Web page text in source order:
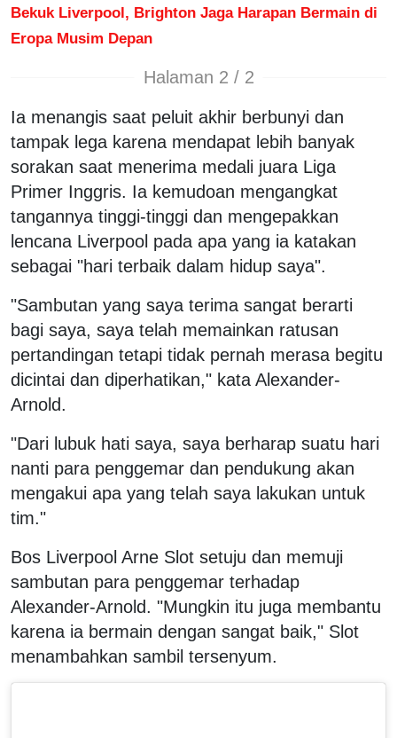
Bekuk Liverpool, Brighton Jaga Harapan Bermain di
Eropa Musim Depan
Halaman 2 / 2
Ia menangis saat peluit akhir berbunyi dan
tampak lega karena mendapat lebih banyak
sorakan saat menerima medali juara Liga
Primer Inggris. Ia kemudoan mengangkat
tangannya tinggi-tinggi dan mengepakkan
lencana Liverpool pada apa yang ia katakan
sebagai "hari terbaik dalam hidup saya".
"Sambutan yang saya terima sangat berarti
bagi saya, saya telah memainkan ratusan
pertandingan tetapi tidak pernah merasa begitu
dicintai dan diperhatikan," kata Alexander-
Arnold.
"Dari lubuk hati saya, saya berharap suatu hari
nanti para penggemar dan pendukung akan
mengakui apa yang telah saya lakukan untuk
tim."
Bos Liverpool Arne Slot setuju dan memuji
sambutan para penggemar terhadap
Alexander-Arnold. "Mungkin itu juga membantu
karena ia bermain dengan sangat baik," Slot
menambahkan sambil tersenyum.